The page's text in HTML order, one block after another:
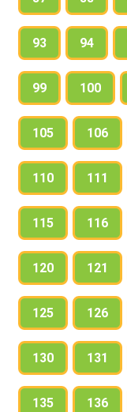
93 94
99 100
105 106
110 111
115 116
120 121
125 126
130 131
135 136